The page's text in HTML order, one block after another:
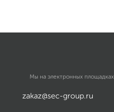
Мы на электронных площадках
zakaz@sec-group.ru